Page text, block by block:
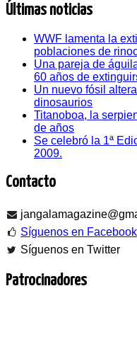
Últimas noticias
WWF lamenta la
poblaciones de
Una pareja de
60 años de
Un nuevo fósil
dinosaurios
Titanoboa, la
de años
Se celebró la 1ª
2009.
Contacto
Síguenos en Facebook
Síguenos en Twitter
Patrocinadores